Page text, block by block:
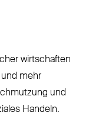
wirtschaften
mehr
und
Handeln.